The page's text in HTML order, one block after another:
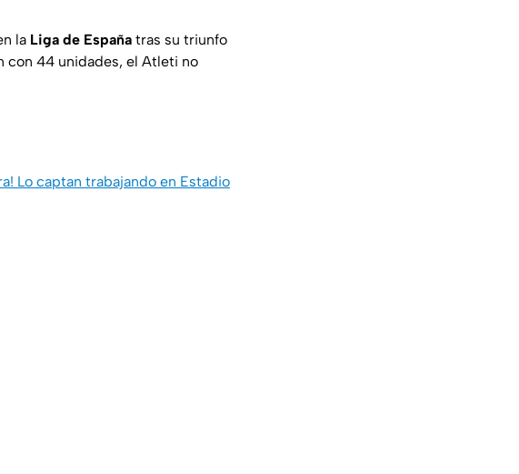
la Liga de España tras su triunfo
con 44 unidades, el Atleti no
Lo captan trabajando en Estadio